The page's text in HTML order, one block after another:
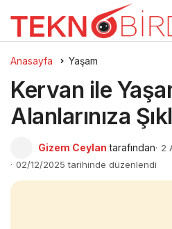
Anasayfa Yaşam
Kervan ile
Alanlarınıza
Gizem Ceylan tarafından
2
02/12/2025 tarihinde düzenlendi